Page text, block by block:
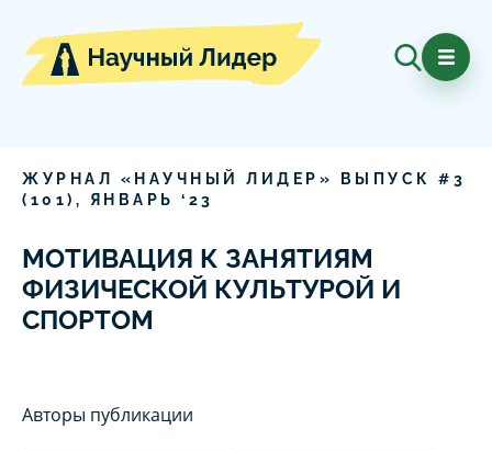
ЖУРНАЛ «НАУЧНЫЙ ЛИДЕР» ВЫПУСК # 3
( 101), ЯНВАРЬ ‘ 23
МОТИВАЦИЯ К ЗАНЯТИЯМ
ФИЗИЧЕСКОЙ КУЛЬТУРОЙ И
СПОРТОМ
Авторы публикации